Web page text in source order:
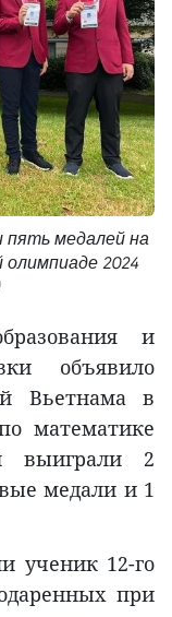
пять медалей на
2024
и
объявило
Вьетнама в
математике
выиграли 2
медали и 1
ученик 12-го
при